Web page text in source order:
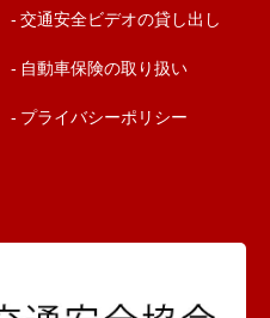
交通安全ビデオの貸し出し
自動車保険の取り扱い
プライバシーポリシー